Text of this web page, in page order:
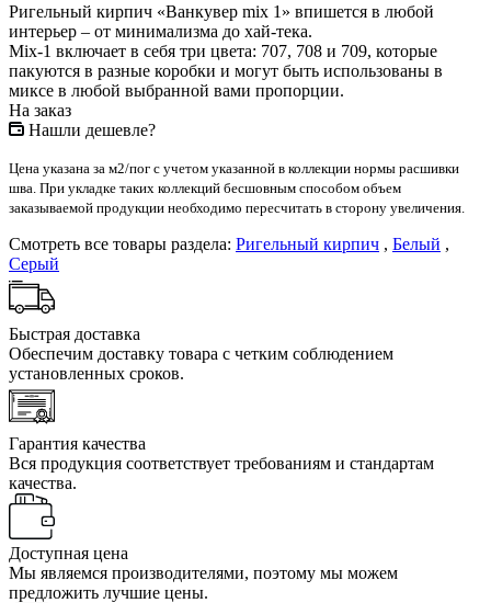
Ригельный кирпич «Ванкувер mix 1» впишется в любой
интерьер – от минимализма до хай-тека.
Mix-1 включает в себя три цвета: 707, 708 и 709, которые
пакуются в разные коробки и могут быть использованы в
миксе в любой выбранной вами пропорции.
На заказ
Нашли дешевле?
Цена указана за м2/пог с учетом указанной в коллекции нормы расшивки
шва. При укладке таких коллекций бесшовным способом объем
заказываемой продукции необходимо пересчитать в сторону увеличения.
Смотреть все товары раздела: Ригельный кирпич , Белый ,
Серый
Быстрая доставка
Обеспечим доставку товара с четким соблюдением
установленных сроков.
Гарантия качества
Вся продукция соответствует требованиям и стандартам
качества.
Доступная цена
Мы являемся производителями, поэтому мы можем
предложить лучшие цены.